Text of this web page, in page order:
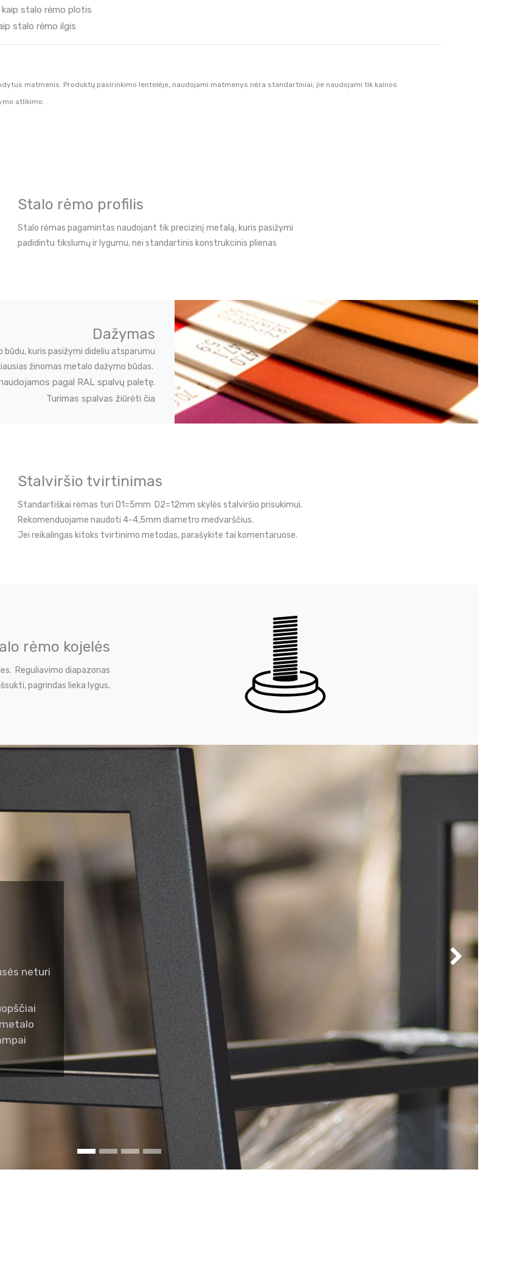
stalo rėmo plotis
stalo rėmo ilgis
matmenis. Produktų pasirinkimo lentelėje, naudojami matmenys nėra standartiniai, jie naudojami tik kainos
atlikimo.
Stalo rėmo profilis
Stalo rėmas pagamintas naudojant tik precizinį metalą, kuris pasižymi
padidintu tikslumų ir lygumu, nei standartinis konstrukcinis plienas
Dažymas
kuris pasižymi dideliu atsparumu
žinomas metalo dažymo būdas.
pagal RAL spalvų paletę.
Turimas spalvas žiūrėti čia
Stalviršio tvirtinimas
Standartiškai rėmas turi D1=5mm D2=12mm skylės stalviršio prisukimui.
Rekomenduojame naudoti 4-4,5mm diametro medvarščius.
Jei reikalingas kitoks tvirtinimo metodas, parašykite tai komentaruose.
rėmo kojelės
Reguliavimo diapazonas
pagrindas lieka lygus.
neturi
Kitas